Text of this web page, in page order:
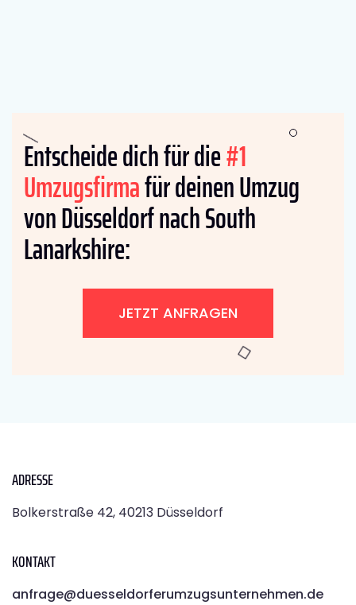
Entscheide dich für die#1
Umzugsfirmafür deinen Umzug
von Düsseldorf nach South
Lanarkshire:
JETZT ANFRAGEN
ADRESSE
Bolkerstraße 42, 40213 Düsseldorf
KONTAKT
anfrage@duesseldorferumzugsunternehmen.de